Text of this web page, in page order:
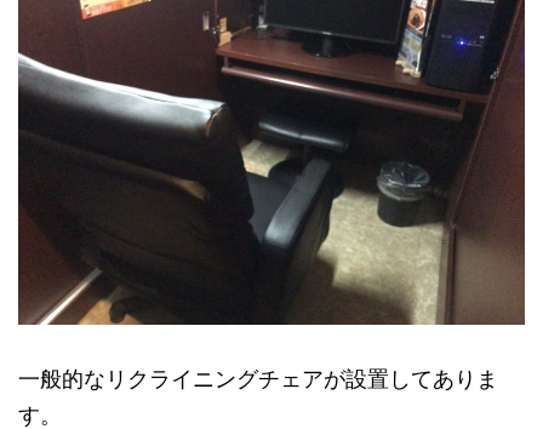
一般的なリクライニングチェアが設置してありま
す。